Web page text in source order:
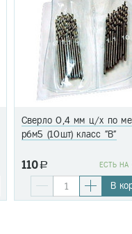
Сверло 0,4 мм ц/х по
р6м5 (10шт) класс "В"
110a EСТЬ НА
В